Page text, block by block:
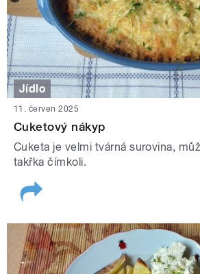
Jídlo
11. červen 2025
Cuketový nákyp
Cuketa je velmi tvárná surovina,
takřka čímkoli.